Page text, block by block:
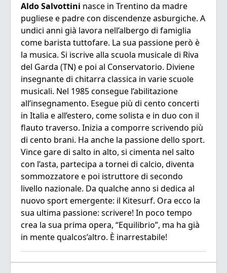
Aldo Salvottini nasce in Trentino da madre
pugliese e padre con discendenze asburgiche. A
undici anni già lavora nell’albergo di famiglia
come barista tuttofare. La sua passione però è
la musica. Si iscrive alla scuola musicale di Riva
del Garda (TN) e poi al Conservatorio. Diviene
insegnante di chitarra classica in varie scuole
musicali. Nel 1985 consegue l’abilitazione
all’insegnamento. Esegue più di cento concerti
in Italia e all’estero, come solista e in duo con il
flauto traverso. Inizia a comporre scrivendo più
di cento brani. Ha anche la passione dello sport.
Vince gare di salto in alto, si cimenta nel salto
con l’asta, partecipa a tornei di calcio, diventa
sommozzatore e poi istruttore di secondo
livello nazionale. Da qualche anno si dedica al
nuovo sport emergente: il Kitesurf. Ora ecco la
sua ultima passione: scrivere! In poco tempo
crea la sua prima opera, “Equilibrio”, ma ha già
in mente qualcos’altro. È inarrestabile!